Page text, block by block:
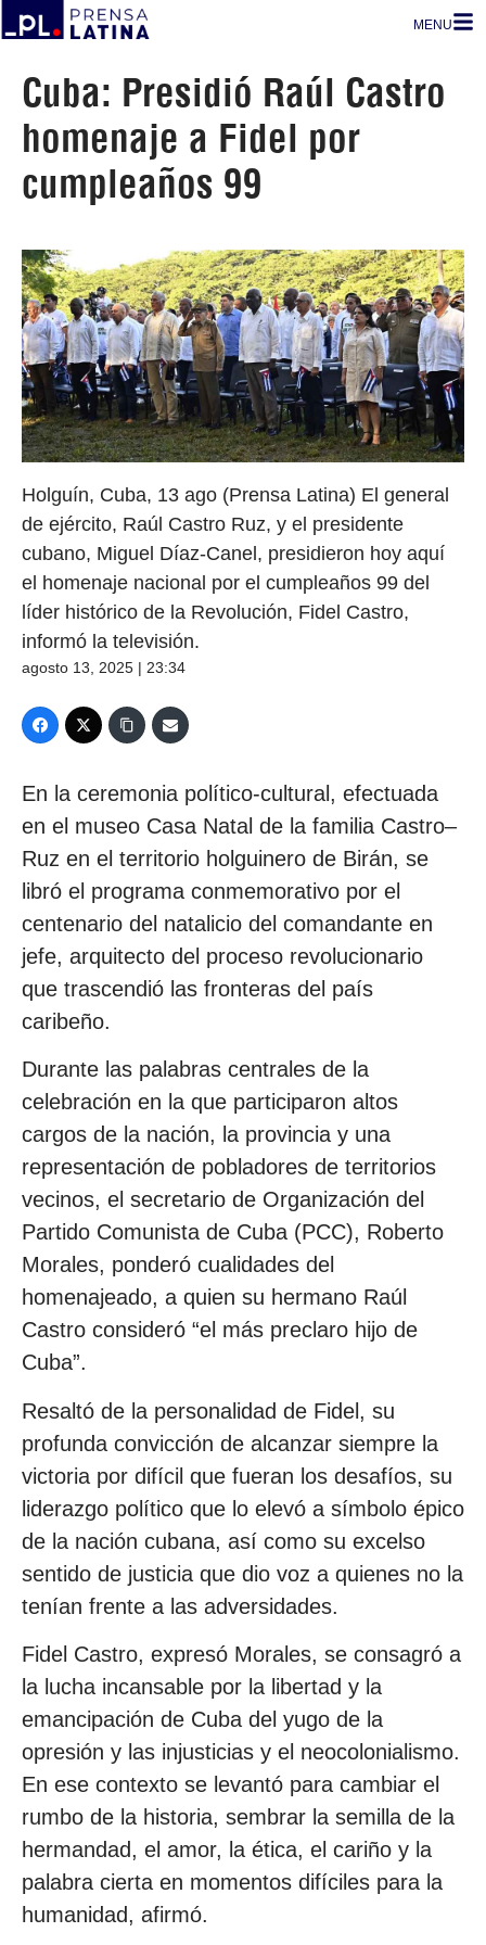
MENU
Cuba: Presidió Raúl Castro
homenaje a Fidel por
cumpleaños 99
Holguín, Cuba, 13 ago (Prensa Latina) El general
de ejército, Raúl Castro Ruz, y el presidente
cubano, Miguel Díaz-Canel, presidieron hoy aquí
el homenaje nacional por el cumpleaños 99 del
líder histórico de la Revolución, Fidel Castro,
informó la televisión.
agosto 13, 2025 | 23:34
En la ceremonia político-cultural, efectuada
en el museo Casa Natal de la familia Castro–
Ruz en el territorio holguinero de Birán, se
libró el programa conmemorativo por el
centenario del natalicio del comandante en
jefe, arquitecto del proceso revolucionario
que trascendió las fronteras del país
caribeño.
Durante las palabras centrales de la
celebración en la que participaron altos
cargos de la nación, la provincia y una
representación de pobladores de territorios
vecinos, el secretario de Organización del
Partido Comunista de Cuba (PCC), Roberto
Morales, ponderó cualidades del
homenajeado, a quien su hermano Raúl
Castro consideró “el más preclaro hijo de
Cuba”.
Resaltó de la personalidad de Fidel, su
profunda convicción de alcanzar siempre la
victoria por difícil que fueran los desafíos, su
liderazgo político que lo elevó a símbolo épico
de la nación cubana, así como su excelso
sentido de justicia que dio voz a quienes no la
tenían frente a las adversidades.
Fidel Castro, expresó Morales, se consagró a
la lucha incansable por la libertad y la
emancipación de Cuba del yugo de la
opresión y las injusticias y el neocolonialismo.
En ese contexto se levantó para cambiar el
rumbo de la historia, sembrar la semilla de la
hermandad, el amor, la ética, el cariño y la
palabra cierta en momentos difíciles para la
humanidad, afirmó.